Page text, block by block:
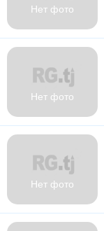
Нет фото
Нет фото
Нет фото